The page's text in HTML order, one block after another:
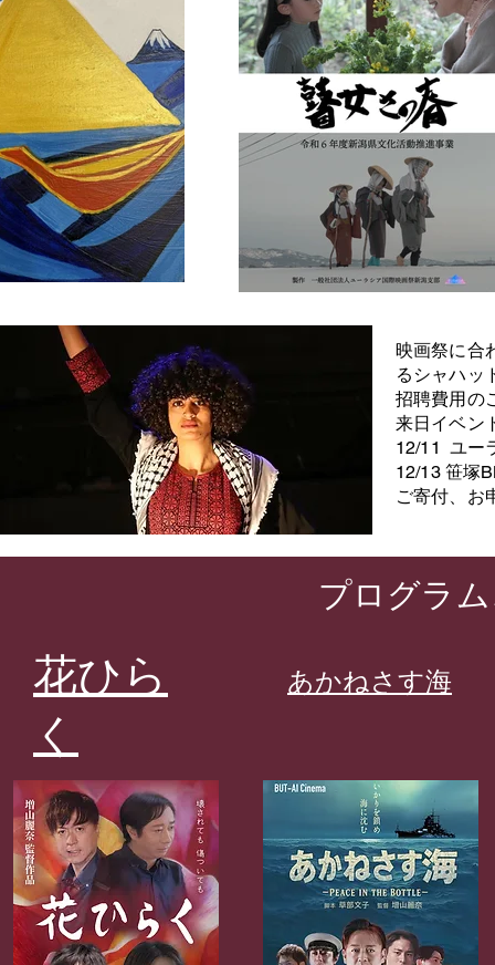
映画祭に合
るシャハッ
招聘費用の
来日イベ
12/11 ユー
12/13 笹塚
ご寄付、お
プログラ
​花ひら
く
あかねさす海